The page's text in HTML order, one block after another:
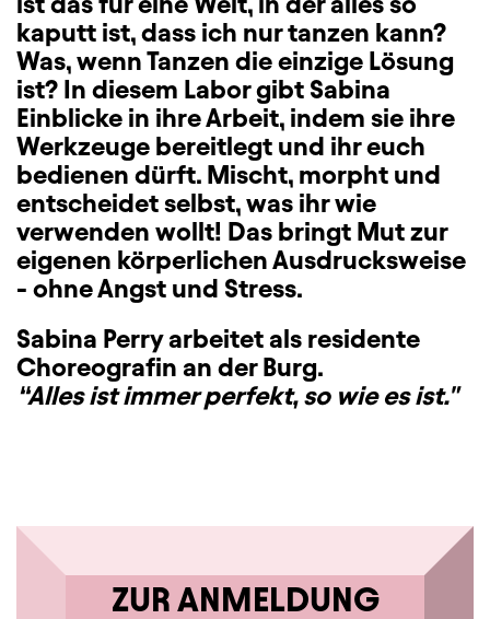
kaputt ist, dass ich nur tanzen kann?
Was, wenn Tanzen die einzige Lösung
ist? In diesem Labor gibt Sabina
Einblicke in ihre Arbeit, indem sie ihre
Werkzeuge bereitlegt und ihr euch
bedienen dürft. Mischt, morpht und
entscheidet selbst, was ihr wie
verwenden wollt! Das bringt Mut zur
eigenen körperlichen Ausdrucksweise
- ohne Angst und Stress.
Sabina Perry arbeitet als residente
Choreografin an der Burg.
“Alles ist immer perfekt, so wie es ist."
ZUR ANMELDUNG